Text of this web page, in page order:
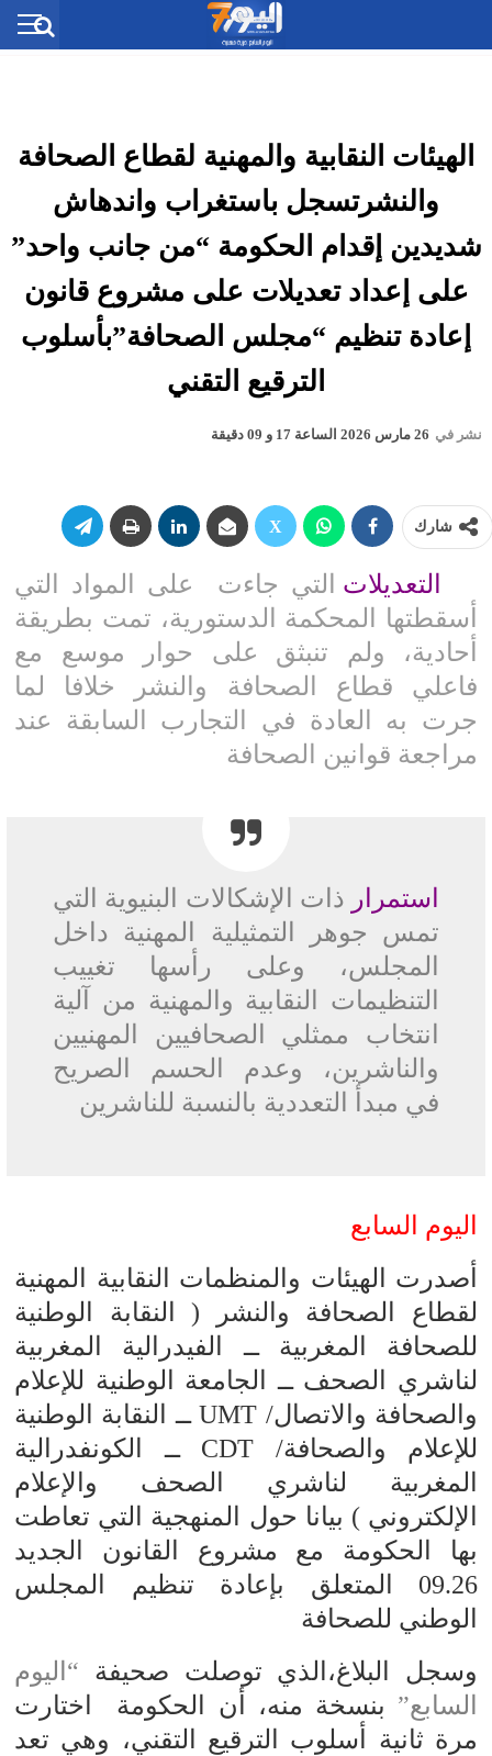
الهيئات النقابية والمهنية لقطاع الصحافة
والنشرتسجل باستغراب واندهاش
شديدين إقدام الحكومة “من جانب واحد”
على إعداد تعديلات على مشروع قانون
إعادة تنظيم “مجلس الصحافة”بأسلوب
الترقيع التقني
نشر في 26 مارس 2026 الساعة 17 و 09 دقيقة
شارك
التعديلات التي جاءت على المواد التي
أسقطتها المحكمة الدستورية، تمت بطريقة
أحادية، ولم تنبثق على حوار موسع مع
فاعلي قطاع الصحافة والنشر خلافا لما
جرت به العادة في التجارب السابقة عند
مراجعة قوانين الصحافة
استمرار ذات الإشكالات البنيوية التي
تمس جوهر التمثيلية المهنية داخل
المجلس، وعلى رأسها تغييب
التنظيمات النقابية والمهنية من آلية
انتخاب ممثلي الصحافيين المهنيين
والناشرين، وعدم الحسم الصريح
في مبدأ التعددية بالنسبة للناشرين
اليوم السابع
أصدرت الهيئات والمنظمات النقابية المهنية
لقطاع الصحافة والنشر ( النقابة الوطنية
للصحافة المغربية ــ الفيدرالية المغربية
لناشري الصحف ــ الجامعة الوطنية للإعلام
والصحافة والاتصال/ UMT ــ النقابة الوطنية
للإعلام والصحافة/ CDT ــ الكونفدرالية
المغربية لناشري الصحف والإعلام
الإلكتروني ) بيانا حول المنهجية التي تعاطت
بها الحكومة مع مشروع القانون الجديد
09.26 المتعلق بإعادة تنظيم المجلس
الوطني للصحافة
وسجل البلاغ،الذي توصلت صحيفة “اليوم
السابع” بنسخة منه، أن الحكومة اختارت
مرة ثانية أسلوب الترقيع التقني، وهي تعد